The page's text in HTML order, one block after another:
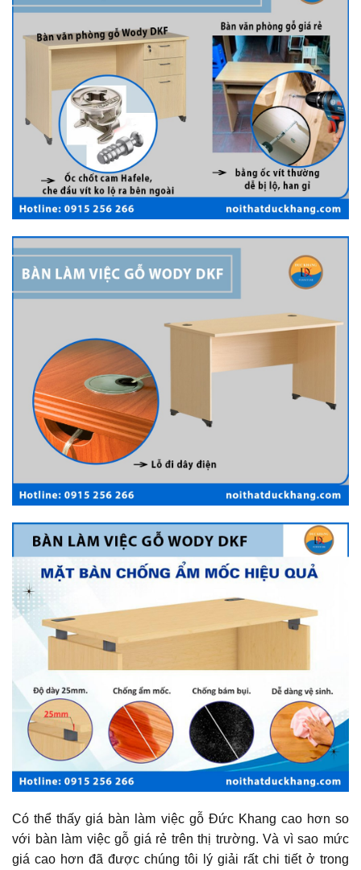
Có thể thấy giá bàn làm việc gỗ Đức Khang cao hơn so
với bàn làm việc gỗ giá rẻ trên thị trường. Và vì sao mức
giá cao hơn đã được chúng tôi lý giải rất chi tiết ở trong